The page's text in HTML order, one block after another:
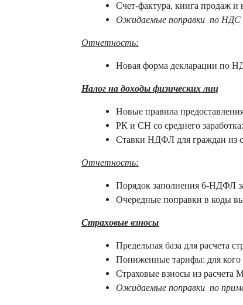
Счет-фактура, книга продаж
Ожидаемые поправки по НДС
Отчетность:
Новая форма декларации по
Налог на доходы физических лиц
Новые правила
РК и СН со среднего
Ставки НДФЛ для граждан из
Отчетность:
Порядок заполнения 6-НДФЛ
Очередные поправки в коды
Страховые взносы
Предельная база для расчета
Пониженные тарифы: для кого
Страховые взносы из расчета
Ожидаемые поправки по